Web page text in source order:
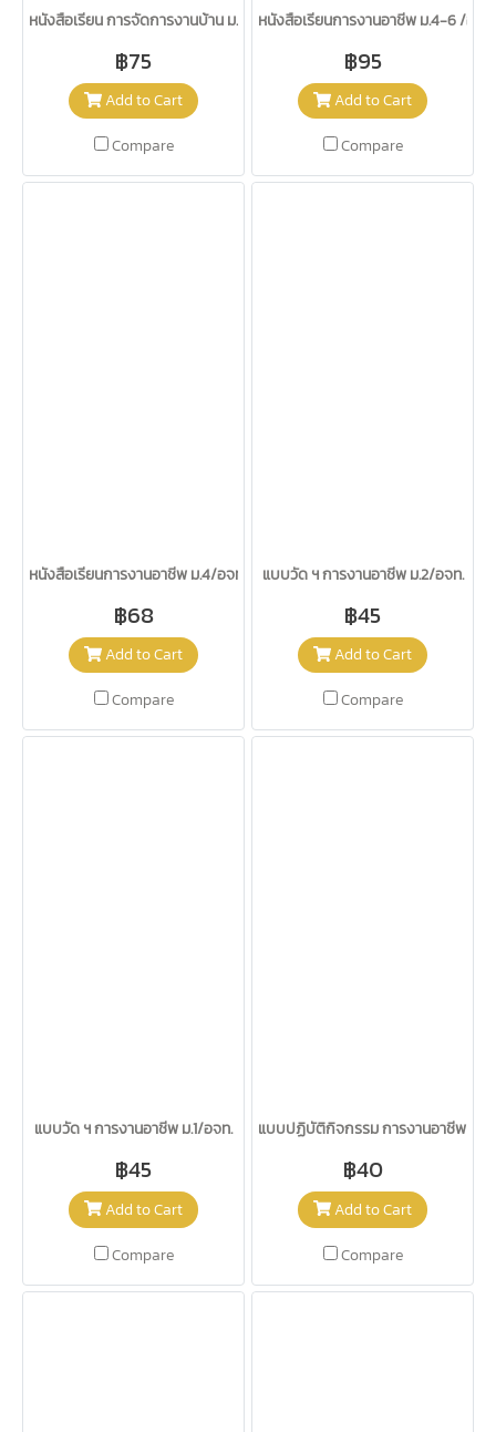
หนังสือเรียน การจัดการงานบ้าน ม.4-6 /อจท.
฿75
Add to Cart
Compare
หนังสือเรียนการงานอาชีพ ม.4-6 /อจท.
฿95
Add to Cart
Compare
หนังสือเรียนการงานอาชีพ ม.4/อจท.
฿68
Add to Cart
Compare
แบบวัด ฯ การงานอาชีพ ม.2/อจท.
฿45
Add to Cart
Compare
แบบวัด ฯ การงานอาชีพ ม.1/อจท.
฿45
Add to Cart
Compare
แบบปฏิบัติกิจกรรม การงานอาชีพ ม.1/
฿40
Add to Cart
Compare